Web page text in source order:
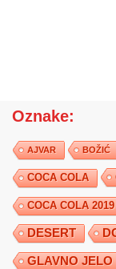
Oznake:
AJVAR BOŽIĆ
COCA COLA
COCA COLA 2019
DESERT
GLAVNO JELO